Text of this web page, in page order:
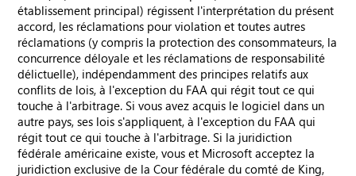
établissement principal) régissent l'interprétation du présent
accord, les réclamations pour violation et toutes autres
réclamations (y compris la protection des consommateurs, la
concurrence déloyale et les réclamations de responsabilité
délictuelle), indépendamment des principes relatifs aux
conflits de lois, à l'exception du FAA qui régit tout ce qui
touche à l'arbitrage. Si vous avez acquis le logiciel dans un
autre pays, ses lois s'appliquent, à l'exception du FAA qui
régit tout ce qui touche à l'arbitrage. Si la juridiction
fédérale américaine existe, vous et Microsoft acceptez la
juridiction exclusive de la Cour fédérale du comté de King,